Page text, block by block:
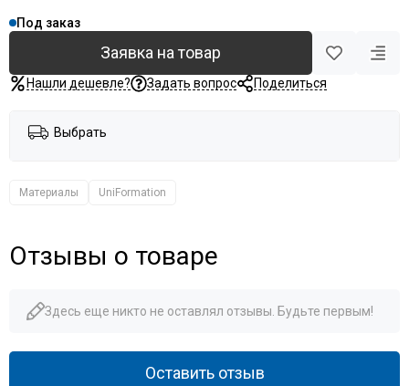
Под заказ
Заявка на товар
Нашли дешевле? Задать вопрос Поделиться
Выбрать
Материалы UniFormation
Отзывы о товаре
Здесь еще никто не оставлял отзывы. Будьте первым!
Оставить отзыв